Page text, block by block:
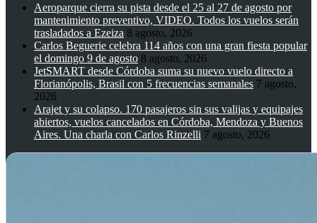
Aeroparque cierra su pista desde el 25 al 27 de agosto por
mantenimiento preventivo, VIDEO. Todos los vuelos serán
trasladados a Ezeiza 8 agosto, 2026
Carlos Beguerie celebra 114 años con una gran fiesta popular
el domingo 9 de agosto 8 agosto, 2026
JetSMART desde Córdoba suma su nuevo vuelo directo a
Florianópolis, Brasil con 5 frecuencias semanales 7 agosto,
2026
Arajet y su colapso. 170 pasajeros sin sus valijas y equipajes
abiertos, vuelos cancelados en Córdoba, Mendoza y Buenos
Aires. Una charla con Carlos Rinzelli 7 agosto, 2026